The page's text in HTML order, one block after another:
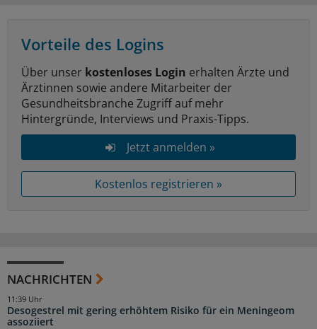
Vorteile des Logins
Über unser kostenloses Login erhalten Ärzte und
Ärztinnen sowie andere Mitarbeiter der
Gesundheitsbranche Zugriff auf mehr
Hintergründe, Interviews und Praxis-Tipps.
Jetzt anmelden »
Kostenlos registrieren »
NACHRICHTEN
Desogestrel mit gering erhöhtem Risiko für ein Meningeom
assoziiert
11:39 Uhr